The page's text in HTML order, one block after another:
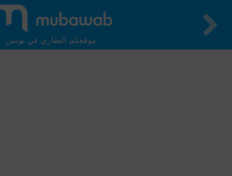
موقعكم العقاري في تونس